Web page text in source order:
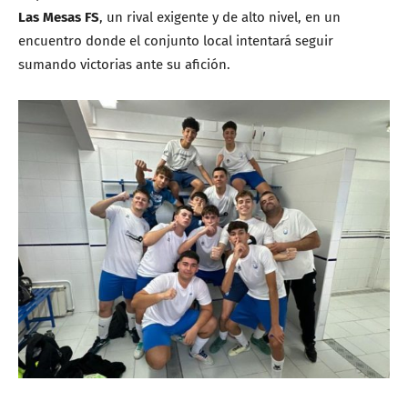
Las Mesas FS, un rival exigente y de alto nivel, en un
encuentro donde el conjunto local intentará seguir
sumando victorias ante su afición.